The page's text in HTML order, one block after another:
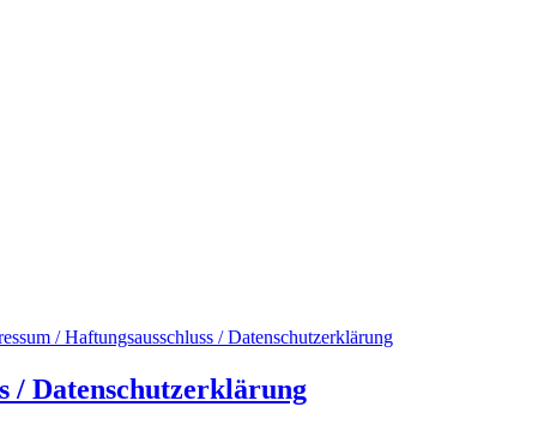
/ Haftungsausschluss / Datenschutzerklärung
/ Datenschutzerklärung